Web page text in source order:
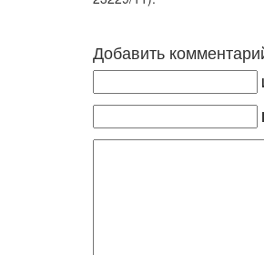
Добавить